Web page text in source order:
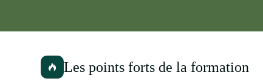
Les points forts de la formation